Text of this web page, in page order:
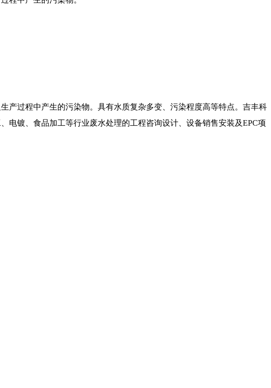
产过程中产生的污染物。具有水质复杂多变、污染程度高等特点。吉丰科
电镀、食品加工等行业废水处理的工程咨询设计、设备销售安装及EPC项